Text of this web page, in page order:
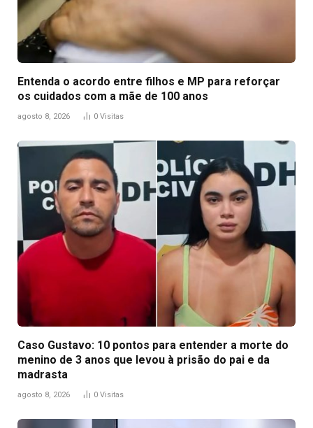
Entenda o acordo entre filhos e MP para reforçar
os cuidados com a mãe de 100 anos
agosto 8, 2026 0 Visitas
Caso Gustavo: 10 pontos para entender a morte do
menino de 3 anos que levou à prisão do pai e da
madrasta
agosto 8, 2026 0 Visitas